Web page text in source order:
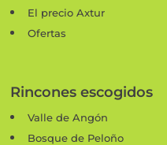
El precio Axtur
Ofertas
Rincones escogidos
Valle de Angón
Bosque de Peloño